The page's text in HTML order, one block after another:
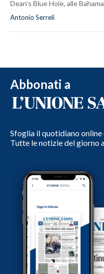
Dean’s Blue Hole, alle
Antonio Serreli
Abbonati a
Sfoglia il quotidiano online
Tutte le notizie del giorno